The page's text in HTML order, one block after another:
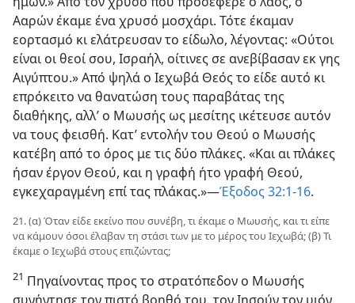
Ααρών έκαμε ένα χρυσό μοσχάρι. Τότε έκαμαν
εορτασμό κι ελάτρευσαν το είδωλο, λέγοντας: «Ούτοι
είναι οι θεοί σου, Ισραήλ, οίτινες σε ανεβίβασαν εκ γης
Αιγύπτου.» Από ψηλά ο Ιεχωβά Θεός το είδε αυτό κι
επρόκειτο να θανατώση τους παραβάτας της
διαθήκης, αλλ’ ο Μωυσής ως μεσίτης ικέτευσε αυτόν
να τους φεισθή. Κατ’ εντολήν του Θεού ο Μωυσής
κατέβη από το όρος με τις δύο πλάκες. «Και αι πλάκες
ήσαν έργον Θεού, και η γραφή ήτο γραφή Θεού,
εγκεχαραγμένη επί τας πλάκας.»—Έξοδος 32:1-16.
21. (α) Όταν είδε εκείνο που συνέβη, τι έκαμε ο Μωυσής, και τι είπε
να κάμουν όσοι έλαβαν τη στάσι των με το μέρος του Ιεχωβά; (β) Τι
έκαμε ο Ιεχωβά στους επιζώντας;
21 Πηγαίνοντας προς το στρατόπεδον ο Μωυσής